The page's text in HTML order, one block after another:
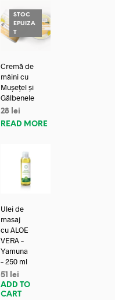
STOC
EPUIZA
T
Cremă de
mâini cu
Mușețel și
Gălbenele
28 lei
READ MORE
Ulei de
masaj
cu ALOE
VERA –
Yamuna
– 250 ml
51
lei
ADD TO
CART